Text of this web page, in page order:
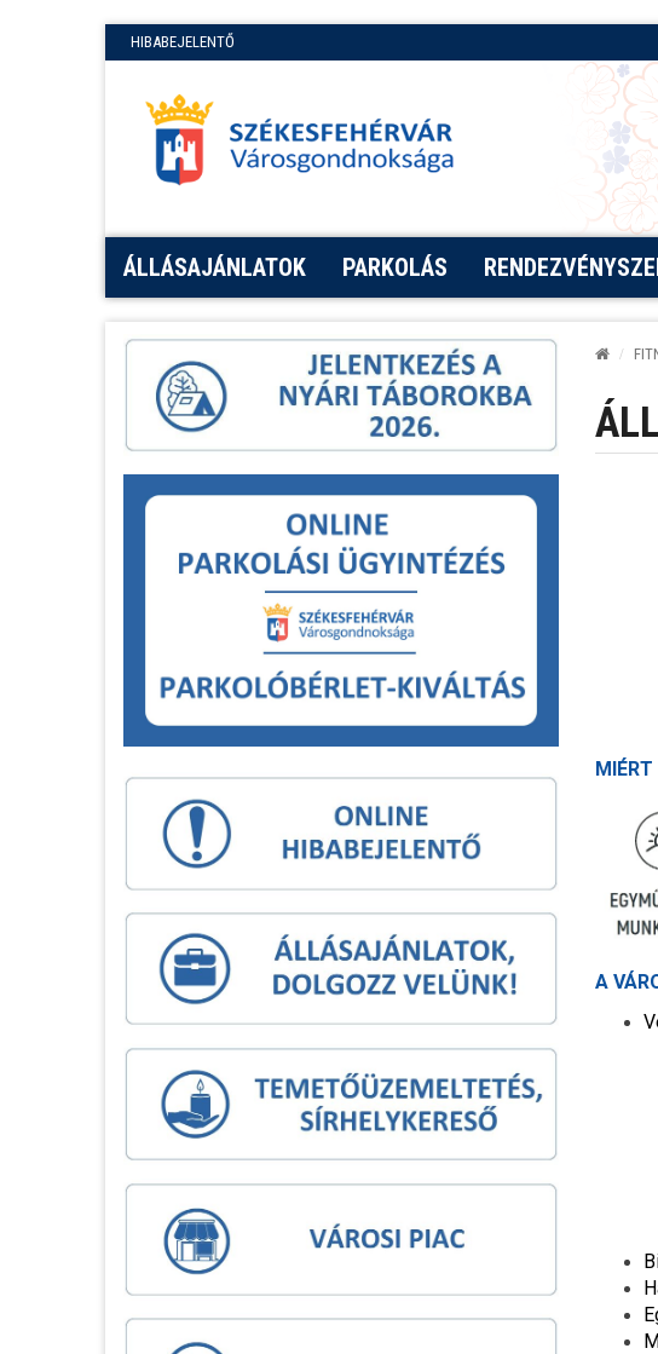
HIBABEJELENTŐ
ÁLLÁSAJÁNLATOK PARKOLÁS
A